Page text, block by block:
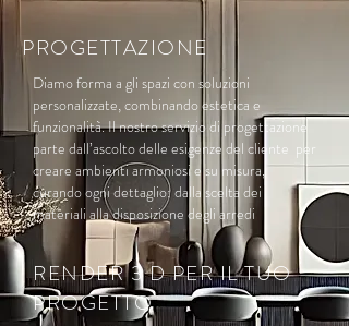
PROGETTAZIONE
Diamo forma a gli spazi con soluzioni
personalizzate, combinando estetica e
funzionalità. Il nostro servizio di progettazione
parte dall’ascolto delle esigenze del cliente per
creare ambienti armoniosi e su misura,
curando ogni dettaglio: dalla scelta dei
materiali alla disposizione degli arredi
RENDER 3 D PER IL TUO
PROGETTO